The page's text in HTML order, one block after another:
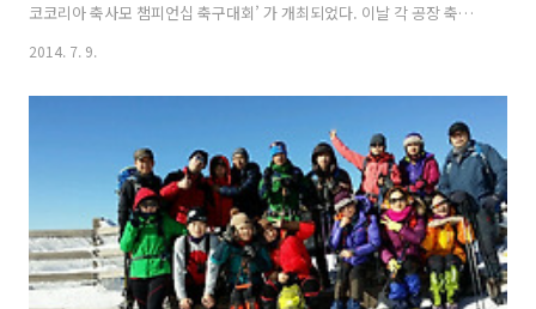
코코리아 축사모 챔피언십 축구대회’ 가 개최되었다. 이날 각 공장 축사
모 회원들과 가족들이 참여한 가운데, 뜨거운 열기만큼이나 열띤 응원 속
우승을 차지하였다. 올해로 10여 년이라는 세월 동안 이 대회가 개최될
수 있던 것은, 회원들의 관심과 사랑이 있기 때문이었다. 그중에서도 남
다른 열정으로 축사모 발전에 노력을 아끼지 않은 K1 축사모의 김수배
이사가 공로상의 영광을 갖기도 했다. 우승 : K4 축사모 MVP : 손경원 대
리 (K4 축사모, K4 제조1부문 제조2팀) 우수상 : 조..
2014. 7. 9.